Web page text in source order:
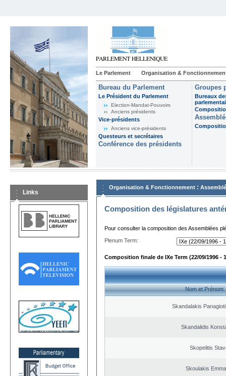
Le Parlement Organisation &
Bureau du Parlement
Le Président du Parlement
Election-Mandat-Pouvoirs
Anciens présidents
Vice-présidents
Anciens vice-présidents
Questeurs et secrétaires
Conférence des présidents
Groupes
Bureaux
Links
Organisation & Fonctionnement :
Composition des législatures
Pour consulter la composition des Assemblées
Plenum Term:
Composition finale de IXe Term (22/09/1996 -
Nom et Prénom
Skandalakis
Skandalidis
Skopelitis
Skoulakis